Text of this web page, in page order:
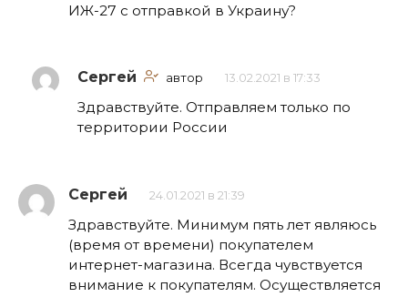
ИЖ-27 с отправкой в Украину?
Сергей автор 13.02.2021 в 17:33
Здравствуйте. Отправляем только по
территории России
Сергей 24.01.2021 в 21:39
Здравствуйте. Минимум пять лет являюсь
(время от времени) покупателем
интернет-магазина. Всегда чувствуется
внимание к покупателям. Осуществляется